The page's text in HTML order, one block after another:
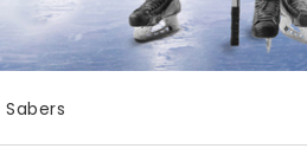
Sabers